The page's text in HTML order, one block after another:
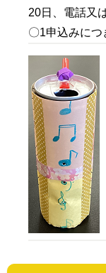
20日、電話又
〇1申込みにつ